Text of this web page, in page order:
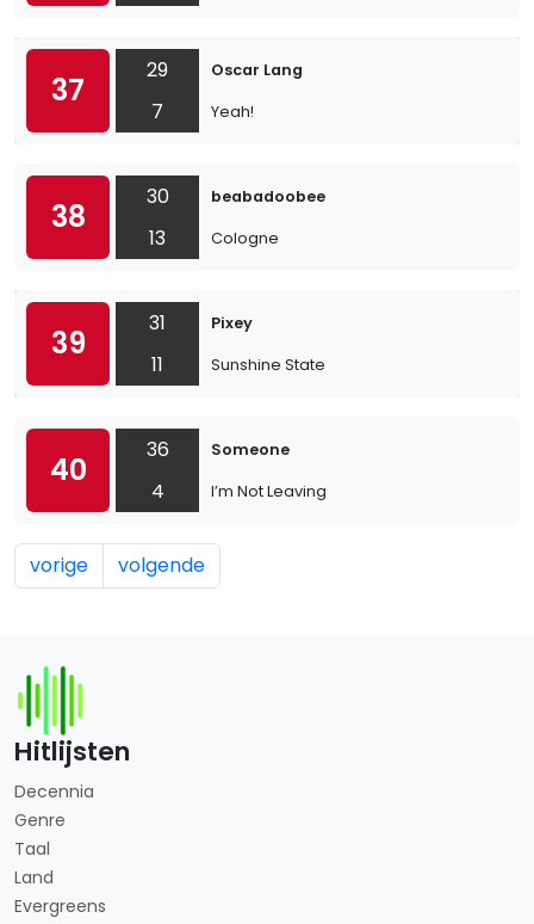
37
29
7
Oscar Lang
Yeah!
38
30
13
beabadoobee
Cologne
39
31
11
Pixey
Sunshine State
40
36
4
Someone
I’m Not Leaving
vorige volgende
Hitlijsten
Decennia
Genre
Taal
Land
Evergreens